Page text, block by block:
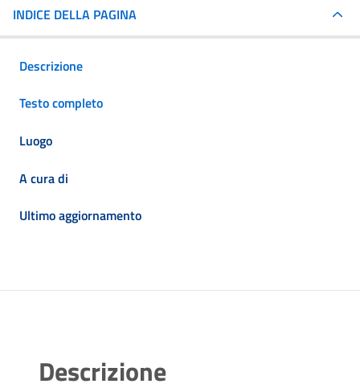
INDICE DELLA PAGINA
Descrizione
Testo completo
Luogo
A cura di
Ultimo aggiornamento
Descrizione